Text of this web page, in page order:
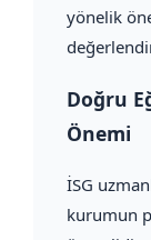
yönelik
Doğru
Önemi
İSG
kurumun